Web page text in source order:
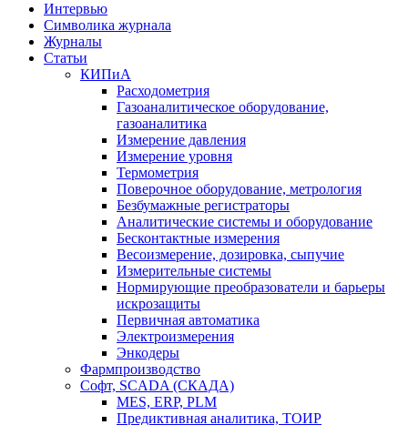
Интервью
Символика журнала
Журналы
Статьи
КИПиА
Расходометрия
Газоаналитическое оборудование,
газоаналитика
Измерение давления
Измерение уровня
Термометрия
Поверочное оборудование, метрология
Безбумажные регистраторы
Аналитические системы и оборудование
Бесконтактные измерения
Весоизмерение, дозировка, сыпучие
Измерительные системы
Нормирующие преобразователи и барьеры
искрозащиты
Первичная автоматика
Электроизмерения
Энкодеры
Фармпроизводство
Софт, SCADA (СКАДА)
MES, ERP, PLM
Предиктивная аналитика, ТОИР